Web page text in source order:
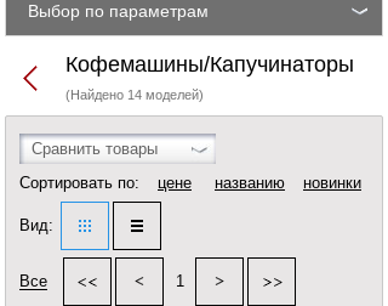
Выбор по параметрам
Кофемашины/Капучинаторы
(Найдено 14 моделей)
Сравнить товары
Сортировать по:
цене названию новинки
Вид:
Все 1